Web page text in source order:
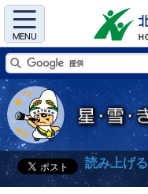
Menu
読み上げる